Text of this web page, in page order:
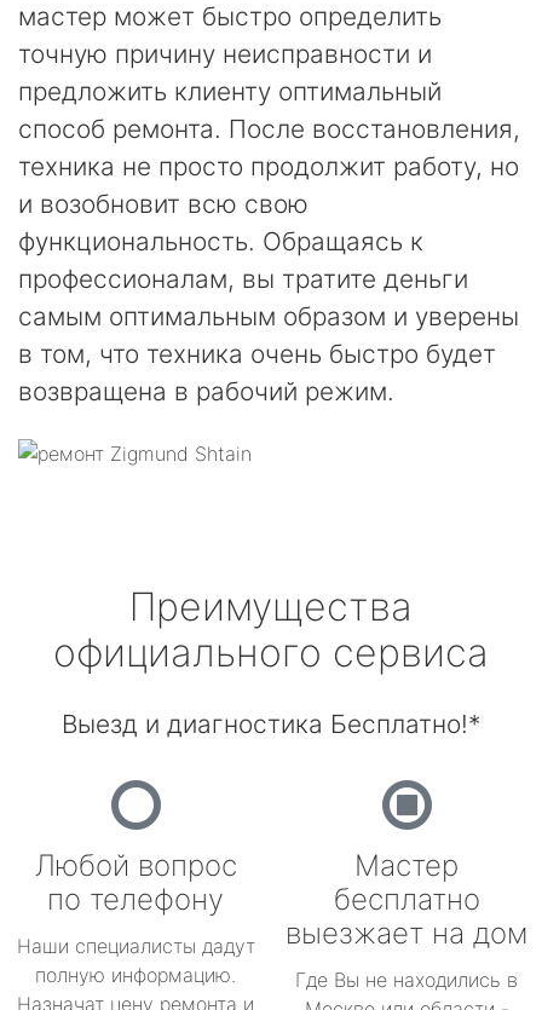
мастер может быстро определить
точную причину неисправности и
предложить клиенту оптимальный
способ ремонта. После восстановления,
техника не просто продолжит работу, но
и возобновит всю свою
функциональность. Обращаясь к
профессионалам, вы тратите деньги
самым оптимальным образом и уверены
в том, что техника очень быстро будет
возвращена в рабочий режим.
Преимущества
официального сервиса
Выезд и диагностика Бесплатно!*
Любой вопрос
по телефону
Наши специалисты дадут
полную информацию.
Назначат цену ремонта и
Мастер
бесплатно
выезжает на дом
Где Вы не находились в